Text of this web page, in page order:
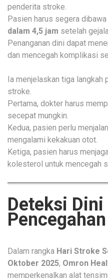
penderita stroke.
Pasien harus segera
dalam 4,5 jam setelah
Penanganan dini dapat
dan mencegah komplikasi
Ia menjelaskan tiga langkah
stroke.
Pertama, dokter harus
secepat mungkin.
Kedua, pasien perlu
mengalami kekakuan otot.
Ketiga, pasien harus
kolesterol untuk mencegah
Deteksi
Dalam rangka Hari Stroke
Oktober 2025, Omron
memperkenalkan alat